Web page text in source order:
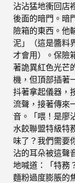
沾沾猛地衝回店
後面的暗門。暗
險箱的東西。他
泥」（這是醬料
才會用）。保險
著詭異紅色光芒
機，但頂部插著
抖著拿起儀器
流聲，接著傳來
音。「喂！是廖
水餃聯盟特級特
味了？我們需要
沾的耳朵被這聲
地喊道：「特務
麵粉過度膨脹的